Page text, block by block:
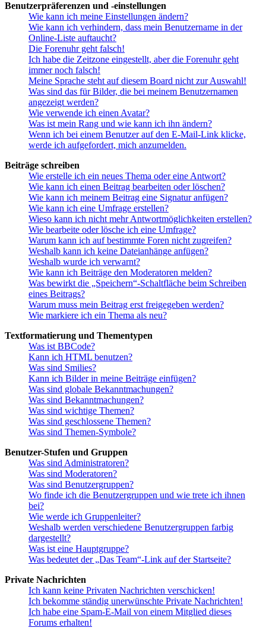
Benutzerpräferenzen und -einstellungen
Wie kann ich meine Einstellungen ändern?
Wie kann ich verhindern, dass mein Benutzername in der
Online-Liste auftaucht?
Die Forenuhr geht falsch!
Ich habe die Zeitzone eingestellt, aber die Forenuhr geht
immer noch falsch!
Meine Sprache steht auf diesem Board nicht zur Auswahl!
Was sind das für Bilder, die bei meinem Benutzernamen
angezeigt werden?
Wie verwende ich einen Avatar?
Was ist mein Rang und wie kann ich ihn ändern?
Wenn ich bei einem Benutzer auf den E-Mail-Link klicke,
werde ich aufgefordert, mich anzumelden.
Beiträge schreiben
Wie erstelle ich ein neues Thema oder eine Antwort?
Wie kann ich einen Beitrag bearbeiten oder löschen?
Wie kann ich meinem Beitrag eine Signatur anfügen?
Wie kann ich eine Umfrage erstellen?
Wieso kann ich nicht mehr Antwortmöglichkeiten erstellen?
Wie bearbeite oder lösche ich eine Umfrage?
Warum kann ich auf bestimmte Foren nicht zugreifen?
Weshalb kann ich keine Dateianhänge anfügen?
Weshalb wurde ich verwarnt?
Wie kann ich Beiträge den Moderatoren melden?
Was bewirkt die „Speichern“-Schaltfläche beim Schreiben
eines Beitrags?
Warum muss mein Beitrag erst freigegeben werden?
Wie markiere ich ein Thema als neu?
Textformatierung und Thementypen
Was ist BBCode?
Kann ich HTML benutzen?
Was sind Smilies?
Kann ich Bilder in meine Beiträge einfügen?
Was sind globale Bekanntmachungen?
Was sind Bekanntmachungen?
Was sind wichtige Themen?
Was sind geschlossene Themen?
Was sind Themen-Symbole?
Benutzer-Stufen und Gruppen
Was sind Administratoren?
Was sind Moderatoren?
Was sind Benutzergruppen?
Wo finde ich die Benutzergruppen und wie trete ich ihnen
bei?
Wie werde ich Gruppenleiter?
Weshalb werden verschiedene Benutzergruppen farbig
dargestellt?
Was ist eine Hauptgruppe?
Was bedeutet der „Das Team“-Link auf der Startseite?
Private Nachrichten
Ich kann keine Privaten Nachrichten verschicken!
Ich bekomme ständig unerwünschte Private Nachrichten!
Ich habe eine Spam-E-Mail von einem Mitglied dieses
Forums erhalten!